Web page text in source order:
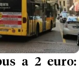
a 2 euro: